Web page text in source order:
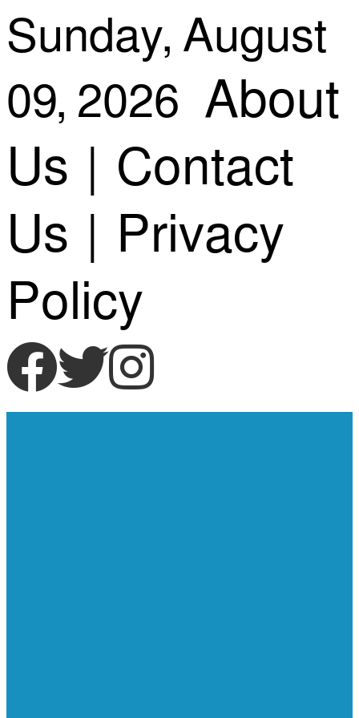
Skip
to
content
Sunday, August
09, 2026 About
Us | Contact
Us | Privacy
Policy